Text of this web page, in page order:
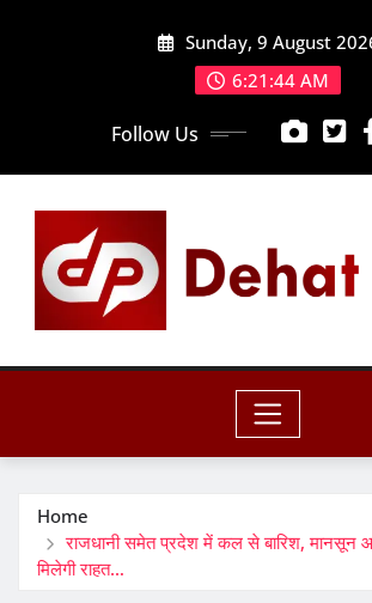
Sunday, 9 August
6:21:46 AM
Follow Us
Home
राजधानी समेत प्रदेश में कल से बारिश, मानसून
मिलेगी राहत…